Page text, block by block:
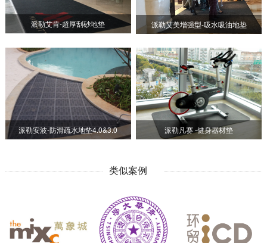
派勒艾肯-超厚刮砂地垫 派勒艾美增强型-吸水吸油地垫
派勒安波-防滑疏水地垫4.0&3.0 派勒凡赛 -健身器材垫
类似案例